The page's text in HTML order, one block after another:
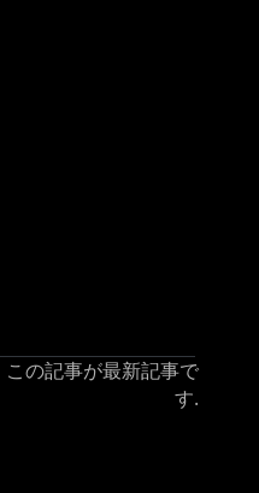
この記事が最新記事で
す.